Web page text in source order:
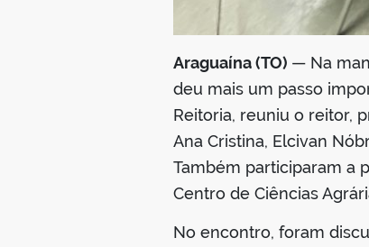
Araguaína (TO) — Na
deu mais um passo
Reitoria, reuniu o reitor,
Ana Cristina, Elcivan
Também participaram a
Centro de Ciências
No encontro, foram